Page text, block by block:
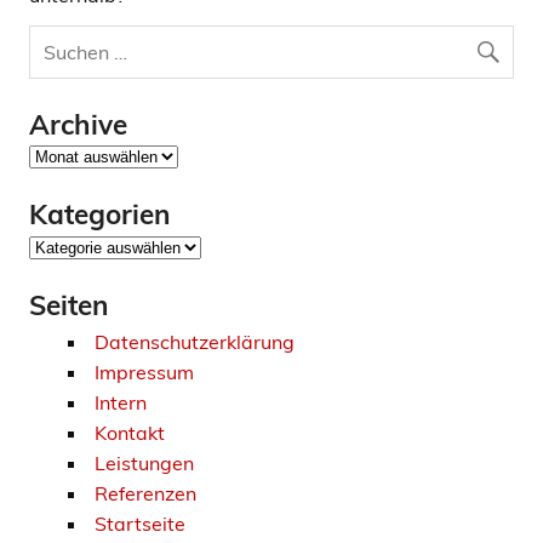
Archive
Archive
Kategorien
Kategorien
Seiten
Datenschutzerklärung
Impressum
Intern
Kontakt
Leistungen
Referenzen
Startseite